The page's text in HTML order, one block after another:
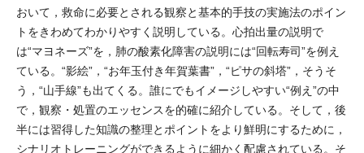
おいて，救命に必要とされる観察と基本的手技の実施法のポイン
トをきわめてわかりやすく説明している。心拍出量の説明で
は“マヨネーズ”を，肺の酸素化障害の説明には“回転寿司”を例え
ている。“影絵”，“お年玉付き年賀葉書”，“ピサの斜塔”，そうそ
う，“山手線”も出てくる。誰にでもイメージしやすい“例え”の中
で，観察・処置のエッセンスを的確に紹介している。そして，後
半には習得した知識の整理とポイントをより鮮明にするために，
シナリオトレーニングができるように細かく配慮されている。そ